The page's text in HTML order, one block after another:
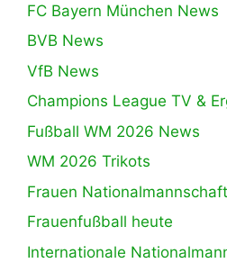
FC Bayern München News
BVB News
VfB News
Champions League TV &
Fußball WM 2026 News
WM 2026 Trikots
Frauen Nationalmannschaft
Frauenfußball heute
Internationale